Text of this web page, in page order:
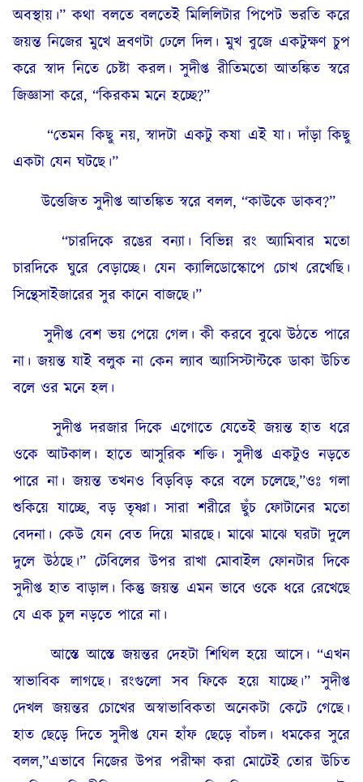
অবস্থায়।” কথা বলতে বলতেই মিলিলিটার পিপেট ভরতি করে
জয়ন্ত নিজের মুখে দ্রবণটা ঢেলে দিল। মুখ বুজে একটুক্ষণ চুপ
করে স্বাদ নিতে চেষ্টা করল। সুদীপ্ত রীতিমতো আতঙ্কিত স্বরে
জিজ্ঞাসা করে, “কিরকম মনে হচ্ছে?”
“তেমন কিছু নয়, স্বাদটা একটু কষা এই যা। দাঁড়া কিছু
একটা যেন ঘটছে।”
উত্তেজিত সুদীপ্ত আতঙ্কিত স্বরে বলল, “কাউকে ডাকব?”
“চারদিকে রঙের বন্যা। বিভিন্ন রং অ্যামিবার মতো
চারদিকে ঘুরে বেড়াচ্ছে। যেন ক্যালিডোস্কোপে চোখ রেখেছি।
সিন্থেসাইজারের সুর কানে বাজছে।”
সুদীপ্ত বেশ ভয় পেয়ে গেল। কী করবে বুঝে উঠতে পারে
না। জয়ন্ত যাই বলুক না কেন ল্যাব অ্যাসিস্টান্টকে ডাকা উচিত
বলে ওর মনে হল।
সুদীপ্ত দরজার দিকে এগোতে যেতেই জয়ন্ত হাত ধরে
ওকে আটকাল। হাতে আসুরিক শক্তি। সুদীপ্ত একটুও নড়তে
পারে না। জয়ন্ত তখনও বিড়বিড় করে বলে চলেছে,”ওঃ গলা
শুকিয়ে যাচ্ছে, বড় তৃষ্ণা। সারা শরীরে ছুঁচ ফোটানের মতো
বেদনা। কেউ যেন বেত দিয়ে মারছে। মাঝে মাঝে ঘরটা দুলে
দুলে উঠছে।” টেবিলের উপর রাখা মোবাইল ফোনটার দিকে
সুদীপ্ত হাত বাড়াল। কিন্তু জয়ন্ত এমন ভাবে ওকে ধরে রেখেছে
যে এক চুল নড়তে পারে না।
আস্তে আস্তে জয়ন্তর দেহটা শিথিল হয়ে আসে। “এখন
স্বাভাবিক লাগছে। রংগুলো সব ফিকে হয়ে যাচ্ছে।” সুদীপ্ত
দেখল জয়ন্তর চোখের অস্বাভাবিকতা অনেকটা কেটে গেছে।
হাত ছেড়ে দিতে সুদীপ্ত যেন হাঁফ ছেড়ে বাঁচল। ধমকের সুরে
বলল,”এভাবে নিজের উপর পরীক্ষা করা মোটেই তোর উচিত